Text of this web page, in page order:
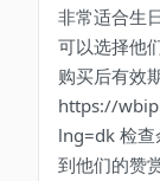
非常适合生
可以选择他
购买后有效
https://
lng=dk 检查
到他们的赞